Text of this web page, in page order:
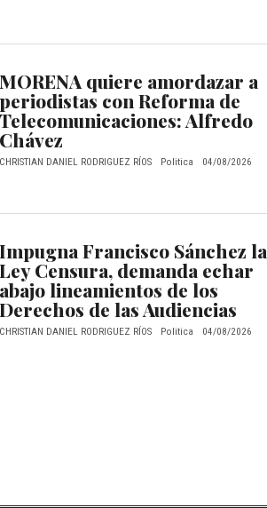
MORENA quiere amordazar a
periodistas con Reforma de
Telecomunicaciones: Alfredo
Chávez
CHRISTIAN DANIEL RODRIGUEZ RÍOS Politica 04/08/2026
Impugna Francisco Sánchez la
Ley Censura, demanda echar
abajo lineamientos de los
Derechos de las Audiencias
CHRISTIAN DANIEL RODRIGUEZ RÍOS Politica 04/08/2026